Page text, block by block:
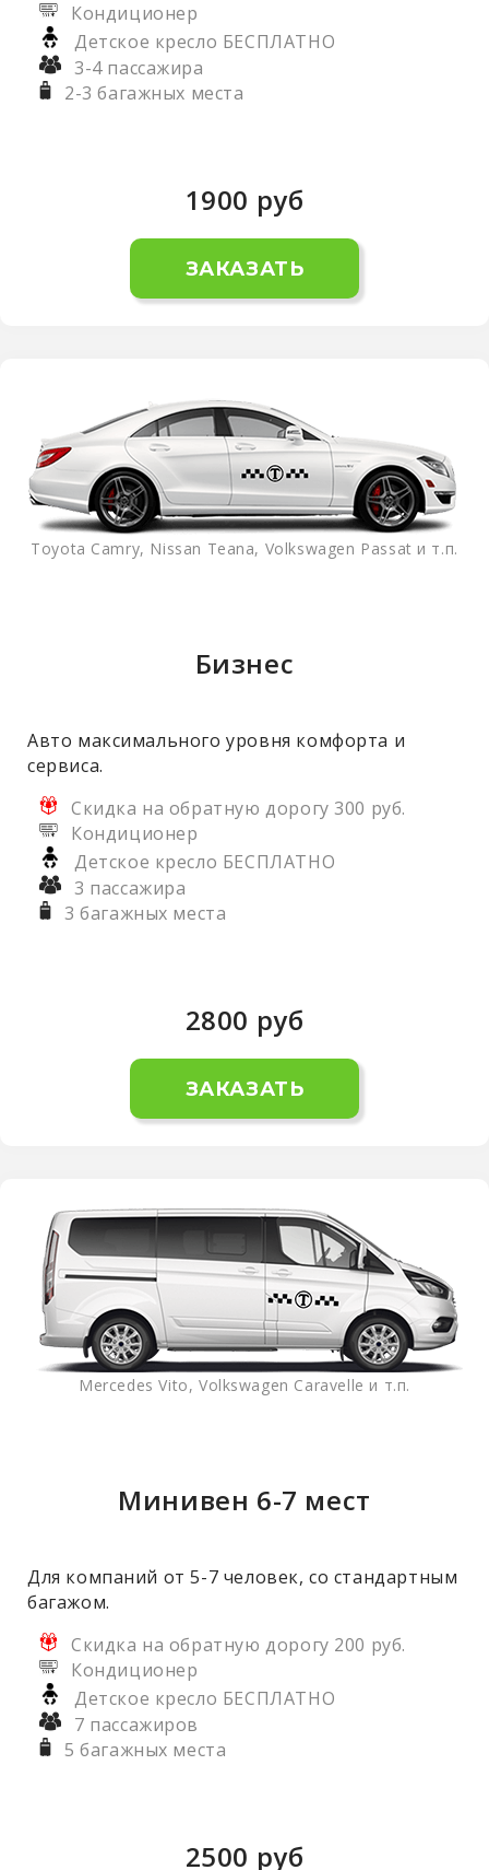
Кондиционер
Детское кресло БЕСПЛАТНО
3-4 пассажира
2-3 багажных места
1900 руб
ЗАКАЗАТЬ
Toyota Camry, Nissan Teana, Volkswagen Passat и т.п.
Бизнес
Авто максимального уровня комфорта и
сервиса.
Скидка на обратную дорогу 300 руб.
Кондиционер
Детское кресло БЕСПЛАТНО
3 пассажира
3 багажных места
2800 руб
ЗАКАЗАТЬ
Mercedes Vito, Volkswagen Caravelle и т.п.
Минивен 6-7 мест
Для компаний от 5-7 человек, со стандартным
багажом.
Скидка на обратную дорогу 200 руб.
Кондиционер
Детское кресло БЕСПЛАТНО
7 пассажиров
5 багажных места
2500 руб